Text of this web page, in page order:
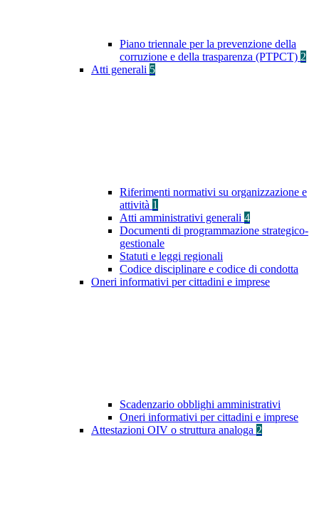
Piano triennale per la prevenzione della
corruzione e della trasparenza (PTPCT) 2
Atti generali 5
Riferimenti normativi su organizzazione e
attività 1
Atti amministrativi generali 4
Documenti di programmazione strategico-
gestionale
Statuti e leggi regionali
Codice disciplinare e codice di condotta
Oneri informativi per cittadini e imprese
Scadenzario obblighi amministrativi
Oneri informativi per cittadini e imprese
Attestazioni OIV o struttura analoga 2